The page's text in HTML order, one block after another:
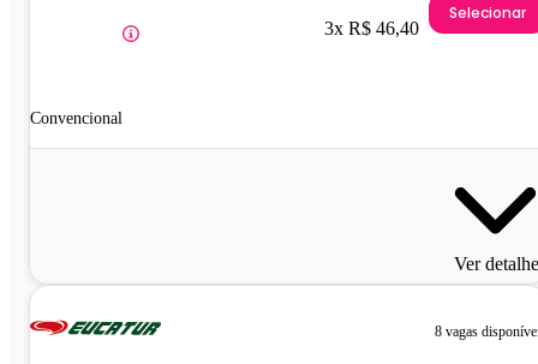
Convencional
3x R$ 46,40
Selecionar
Ver
8 vagas